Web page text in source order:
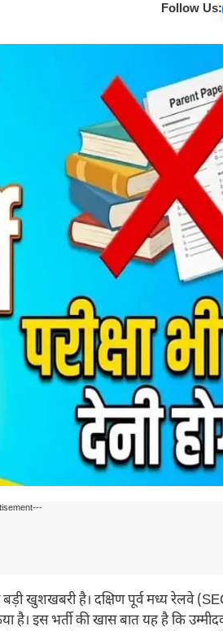
Follow Us:
खुशखबरी है। दक्षिण पूर्व मध्य रेलवे
है। इस भर्ती की खास बात यह है कि